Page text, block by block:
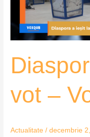
vot –
Actualitate /decembrie
VoxQub